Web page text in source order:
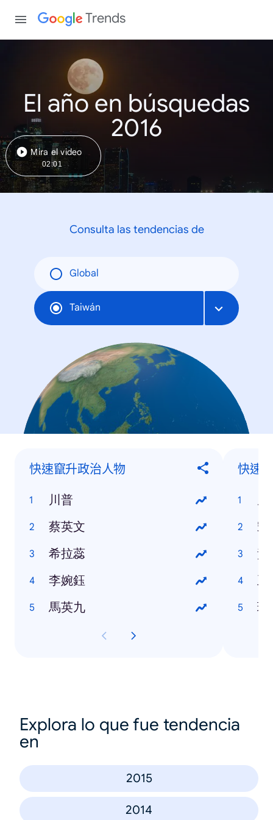
Trends
El año en búsquedas
2016
Mira el video
02:01
Consulta las tendencias de
Global
Taiwán
快速竄升政治人物
川普
蔡英文
希拉蕊
李婉鈺
馬英九
快速
宋
黃
王
瑪
Explora lo que fue tendencia
en
2015
2014